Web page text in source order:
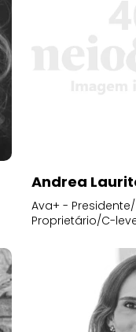
Andrea
Ava+ -
Proprietário/C-